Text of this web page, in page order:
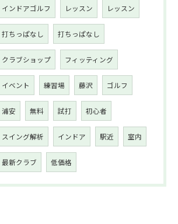
インドアゴルフ レッスン レッスン
打ちっぱなし 打ちっぱなし
クラブショップ フィッティング
イベント 練習場 藤沢 ゴルフ
浦安 無料 試打 初心者
スイング解析 インドア 駅近 室内
最新クラブ 低価格